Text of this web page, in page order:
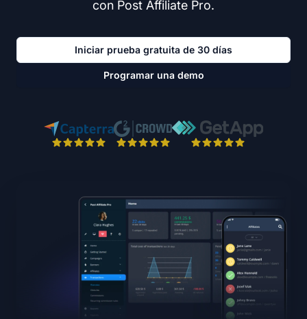
con Post Affiliate Pro.
Iniciar prueba gratuita de 30 días
Programar una demo